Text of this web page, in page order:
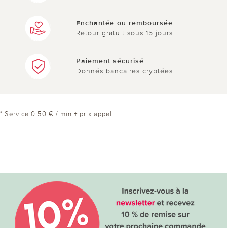
Enchantée ou remboursée
Retour gratuit sous 15 jours
Paiement sécurisé
Donnés bancaires cryptées
* Service 0,50 € / min + prix appel